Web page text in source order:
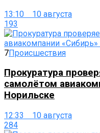
13:10 10 августа
193
7Происшествия
Прокуратура
самолётом
Норильске
12:33 10 августа
284